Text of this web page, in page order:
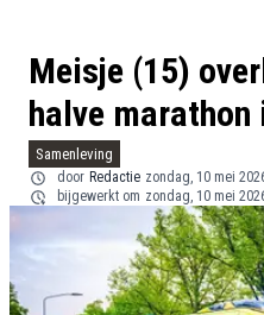
Meisje (15)
halve marathon
Samenleving
door Redactie zondag, 10 mei
bijgewerkt om zondag, 10 mei